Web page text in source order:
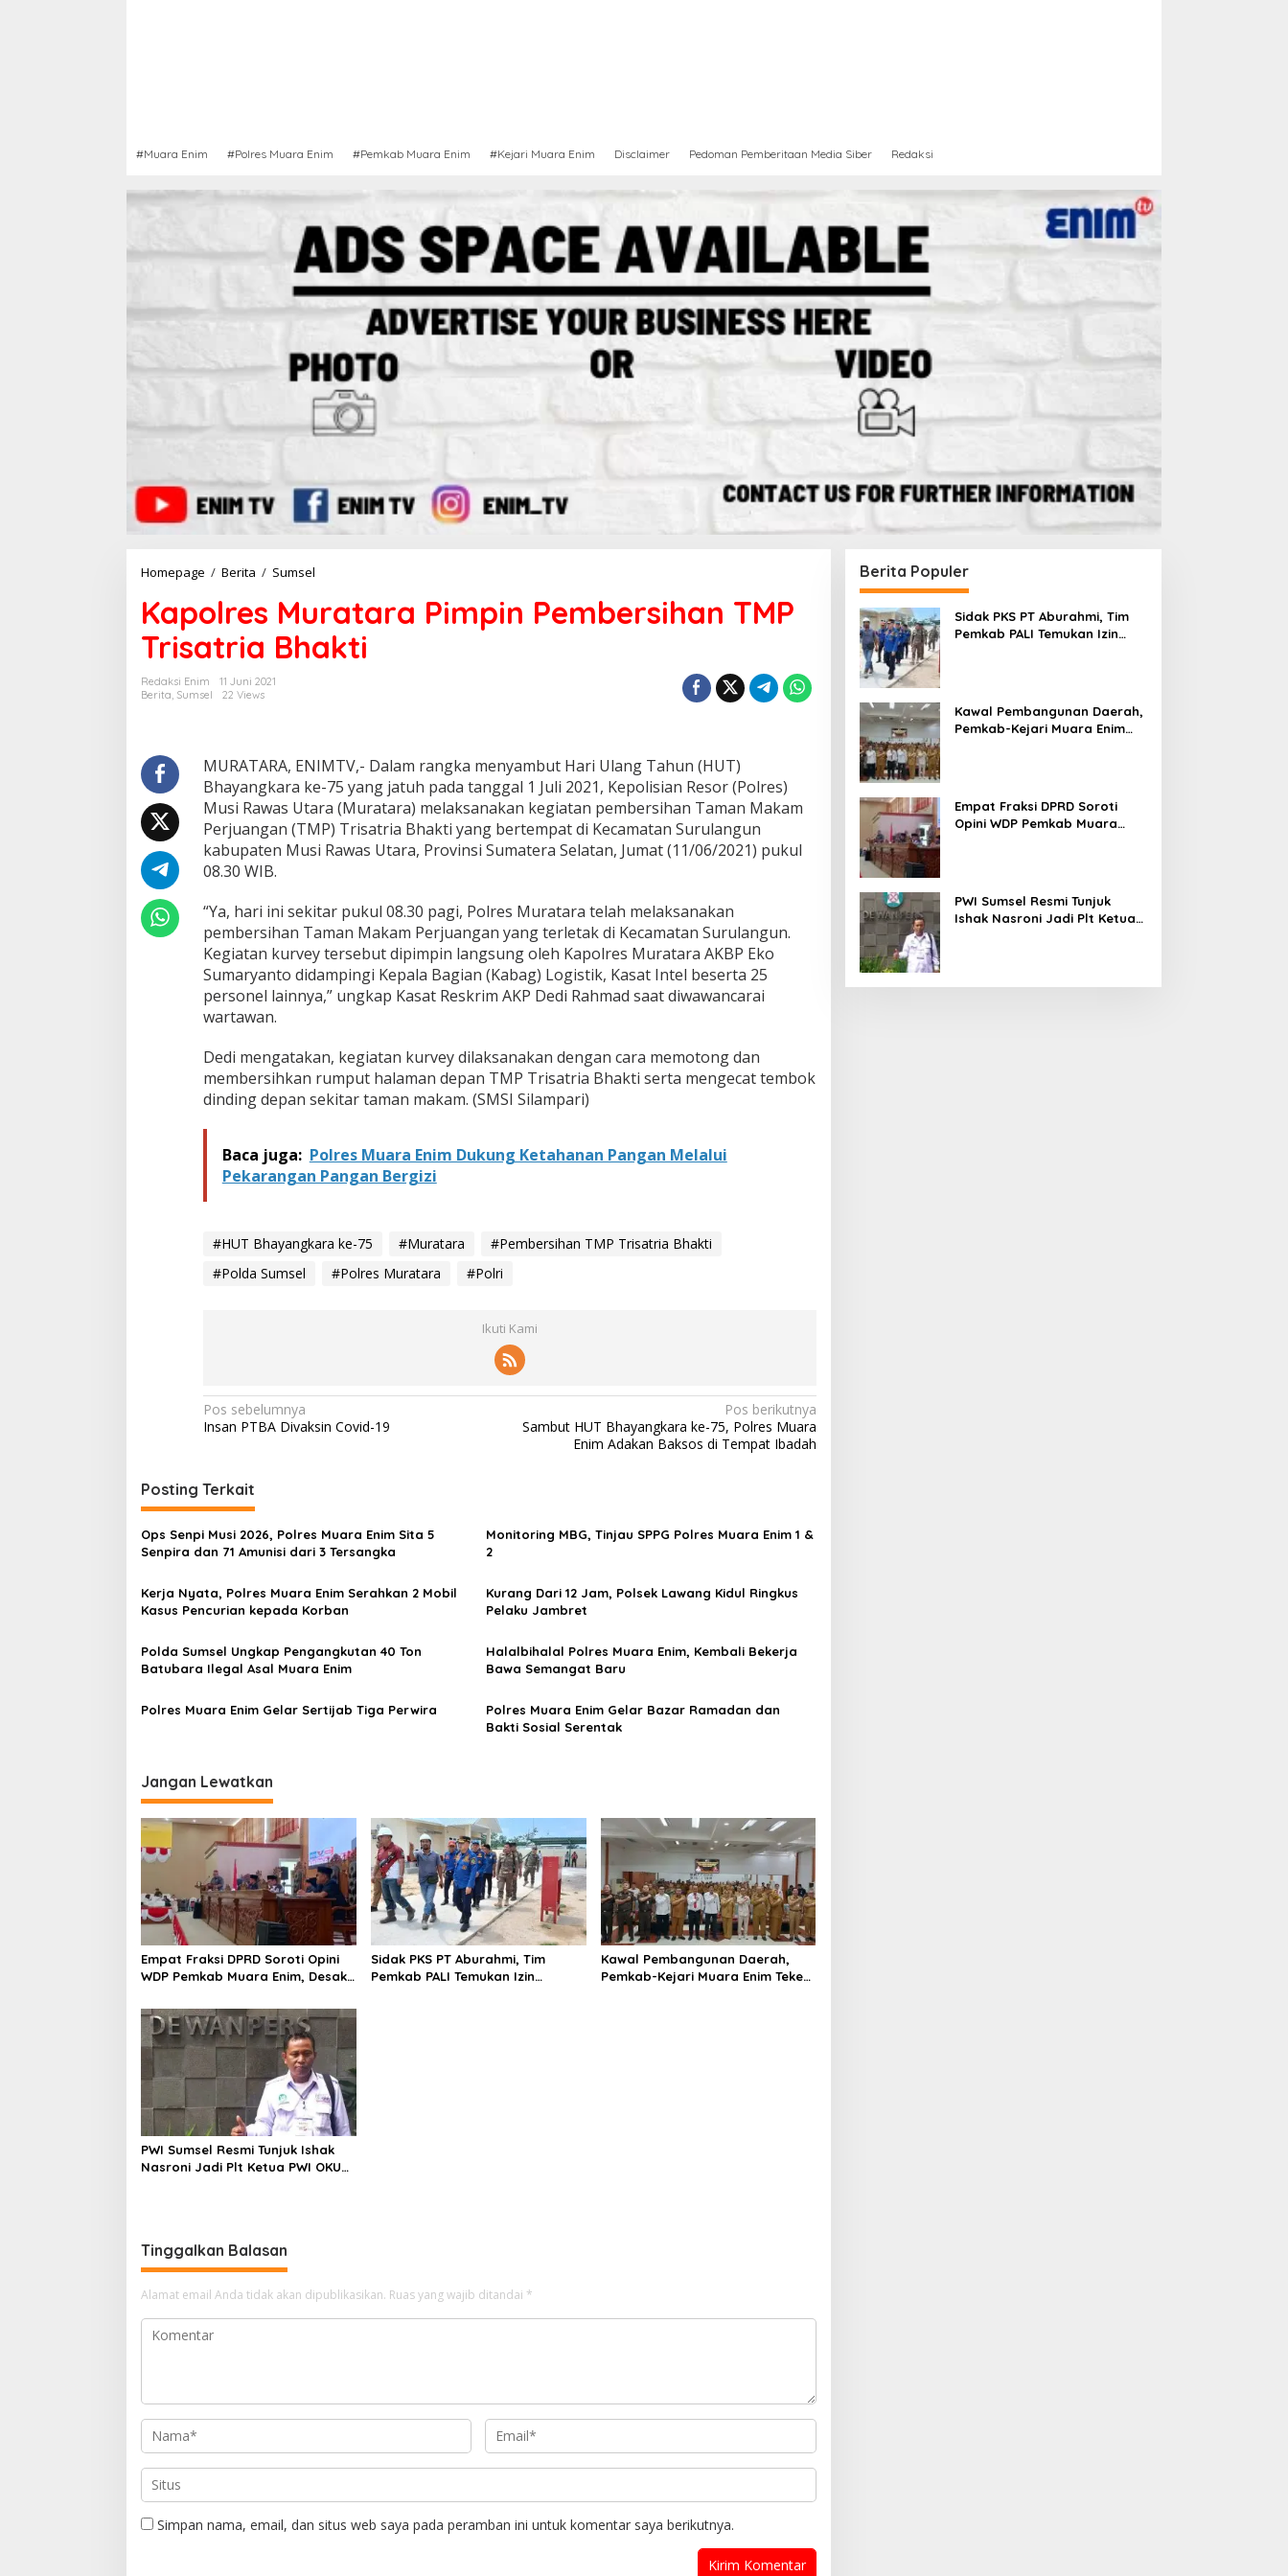
#Muara Enim #Polres Muara Enim #Pemkab Muara Enim #Kejari Muara Enim Disclaimer Pedoman Pemberitaan Media Siber Redaksi
Homepage / Berita / Sumsel
p
o
l
r
a
a
r
a
P
i
n
P
e
m
b
s
i
h
a
M
P
s
k
i
Kapolres Muratara Pimpin Pembersihan TMP
Trisatria Bhakti
Redaksi Enim
11 Juni 2021
Berita Sumsel 22 Views
MURATARA, ENIMTV,- Dalam rangka menyambut Hari Ulang Tahun (HUT)
Bhayangkara ke-75 yang jatuh pada tanggal 1 Juli 2021, Kepolisian Resor (Polres)
Musi Rawas Utara (Muratara) melaksanakan kegiatan pembersihan Taman Makam
Perjuangan (TMP) Trisatria Bhakti yang bertempat di Kecamatan Surulangun
kabupaten Musi Rawas Utara, Provinsi Sumatera Selatan, Jumat (11/06/2021) pukul
08.30 WIB.
“Ya, hari ini sekitar pukul 08.30 pagi, Polres Muratara telah melaksanakan
pembersihan Taman Makam Perjuangan yang terletak di Kecamatan Surulangun.
Kegiatan kurvey tersebut dipimpin langsung oleh Kapolres Muratara AKBP Eko
Sumaryanto didampingi Kepala Bagian (Kabag) Logistik, Kasat Intel beserta 25
personel lainnya,” ungkap Kasat Reskrim AKP Dedi Rahmad saat diwawancarai
wartawan.
Dedi mengatakan, kegiatan kurvey dilaksanakan dengan cara memotong dan
membersihkan rumput halaman depan TMP Trisatria Bhakti serta mengecat tembok
dinding depan sekitar taman makam. (SMSI Silampari)
Baca juga: Polres Muara Enim Dukung Ketahanan Pangan Melalui
Pekarangan Pangan Bergizi
#HUT Bhayangkara ke-75 #Muratara
#Pembersihan TMP Trisatria Bhakti
#Polda Sumsel
#Polres Muratara #Polri
Ikuti Kami
N
a
i
g
a
i
o
s
Pos sebelumnya
Insan PTBA Divaksin Covid-19
Pos berikutnya
Sambut HUT Bhayangkara ke-75, Polres Muara
Enim Adakan Baksos di Tempat Ibadah
Posting Terkait
Ops Senpi Musi 2026, Polres Muara Enim Sita 5
Senpira dan 71 Amunisi dari 3 Tersangka
Monitoring MBG, Tinjau SPPG Polres Muara Enim 1 &
2
Kerja Nyata, Polres Muara Enim Serahkan 2 Mobil
Kasus Pencurian kepada Korban
Kurang Dari 12 Jam, Polsek Lawang Kidul Ringkus
Pelaku Jambret
Polda Sumsel Ungkap Pengangkutan 40 Ton
Batubara Ilegal Asal Muara Enim
Halalbihalal Polres Muara Enim, Kembali Bekerja
Bawa Semangat Baru
Polres Muara Enim Gelar Sertijab Tiga Perwira
Polres Muara Enim Gelar Bazar Ramadan dan
Bakti Sosial Serentak
Jangan Lewatkan
Empat Fraksi DPRD Soroti Opini
WDP Pemkab Muara Enim, Desak
Sidak PKS PT Aburahmi, Tim
Pemkab PALI Temukan Izin
Kawal Pembangunan Daerah,
Pemkab-Kejari Muara Enim Teken
PWI Sumsel Resmi Tunjuk Ishak
Nasroni Jadi Plt Ketua PWI OKU
Tinggalkan Balasan
Alamat email Anda tidak akan dipublikasikan. Ruas yang wajib ditandai *
Simpan nama, email, dan situs web saya pada peramban ini untuk komentar saya berikutnya.
Berita Populer
Sidak PKS PT Aburahmi, Tim
Pemkab PALI Temukan Izin
Kawal Pembangunan Daerah,
Pemkab-Kejari Muara Enim
Empat Fraksi DPRD Soroti
Opini WDP Pemkab Muara
PWI Sumsel Resmi Tunjuk
Ishak Nasroni Jadi Plt Ketua